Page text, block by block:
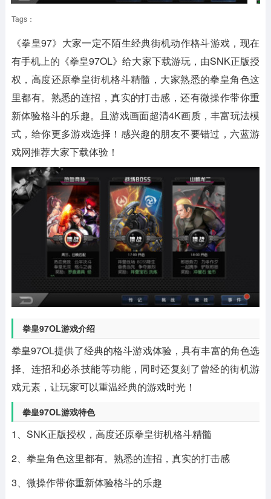
Tags：
《拳皇97》大家一定不陌生经典街机动作格斗游戏，现在
有手机上的《拳皇97OL》给大家下载游玩，由SNK正版授
权，高度还原拳皇街机格斗精髓，大家熟悉的拳皇角色这
里都有。熟悉的连招，真实的打击感，还有微操作带你重
新体验格斗的乐趣。且游戏画面超清4K画质，丰富玩法模
式，给你更多游戏选择！感兴趣的朋友不要错过，六蓝游
戏网推荐大家下载体验！
拳皇97OL游戏介绍
拳皇97OL提供了经典的格斗游戏体验，具有丰富的角色选
择、连招和必杀技能等功能，同时还复刻了曾经的街机游
戏元素，让玩家可以重温经典的游戏时光！
拳皇97OL游戏特色
1、SNK正版授权，高度还原拳皇街机格斗精髓
2、拳皇角色这里都有。熟悉的连招，真实的打击感
3、微操作带你重新体验格斗的乐趣